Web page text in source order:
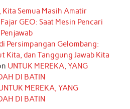
Kita Semua Masih Amatir
GEO: Saat Mesin Pencari
Persimpangan Gelombang:
Kita, dan Tanggung Jawab Kita
UNTUK MEREKA, YANG
DI BATIN
MEREKA, YANG
DI BATIN